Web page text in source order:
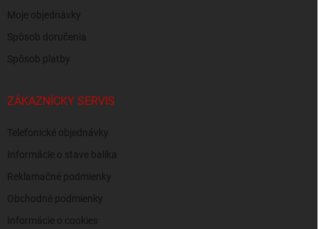
Moje objednávky
Spôsob doručenia
Spôsob platby
ZÁKAZNÍCKY SERVIS
Telefonické objednávky
Informácie o stave balíka
Reklamačné podmienky
Obchodné podmienky
Informácie o cookies